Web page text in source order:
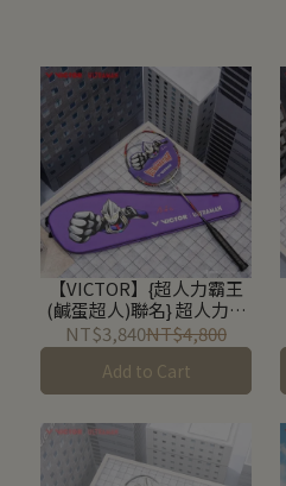
【VICTOR】{超人力霸王
(鹹蛋超人)聯名} 超人力霸
王TIGA迪卡款 羽球拍 TK-
ULTRAMANTIGA
NT$3,840NT$4,800
Add to Cart